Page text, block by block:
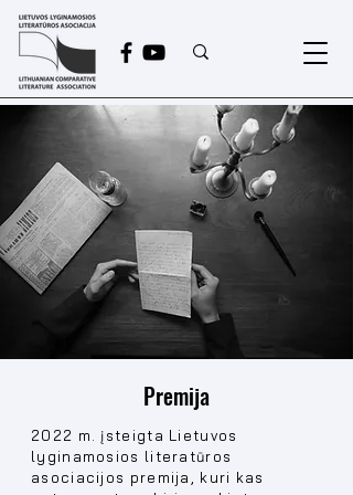
Premija
2022 m. įsteigta Lietuvos
lyginamosios literatūros
asociacijos premija, kuri kas